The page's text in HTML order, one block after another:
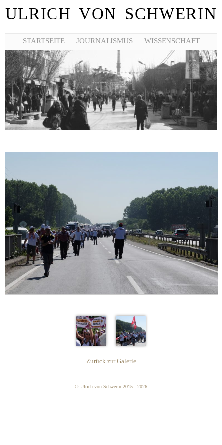
ULRICH VON SCHWERIN
STARTSEITE JOURNALISMUS WISSENSCHAFT
Zurück zur Galerie
© Ulrich von Schwerin 2015 - 2026